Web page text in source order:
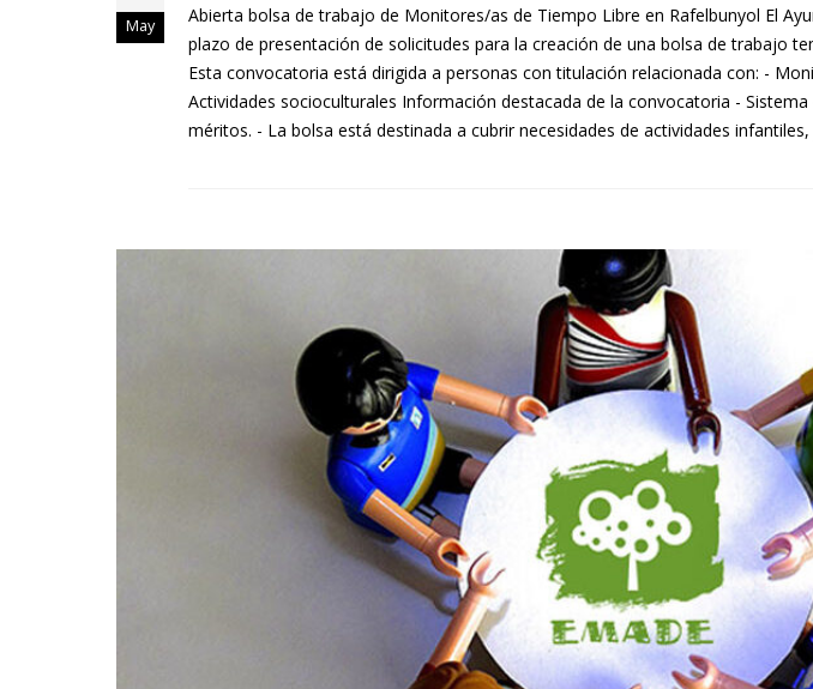
May
Abierta bolsa de trabajo de Monitores/as de Tiempo Libre en Rafelbunyol El
plazo de presentación de solicitudes para la creación de una bolsa de trabajo
Esta convocatoria está dirigida a personas con titulación relacionada con: -
Actividades socioculturales Información destacada de la convocatoria -
méritos. - La bolsa está destinada a cubrir necesidades de actividades